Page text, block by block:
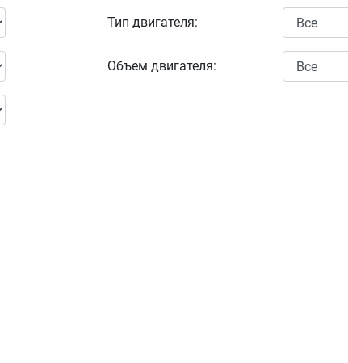
Тип двигателя:
Объем двигателя: